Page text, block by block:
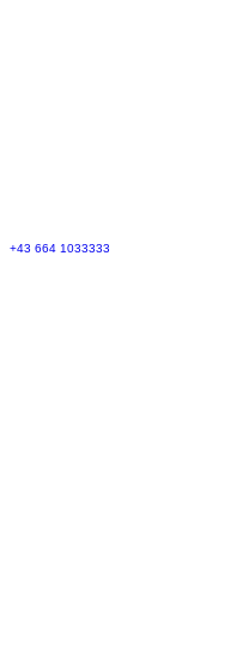
+43 664 1033333